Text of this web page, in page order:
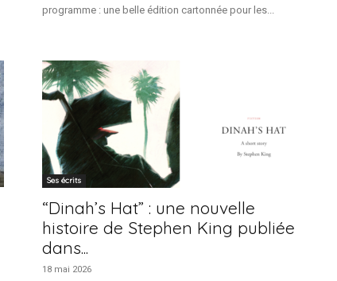
programme : une belle édition cartonnée pour les...
Ses écrits
“Dinah’s Hat” : une nouvelle
histoire de Stephen King publiée
dans...
18 mai 2026